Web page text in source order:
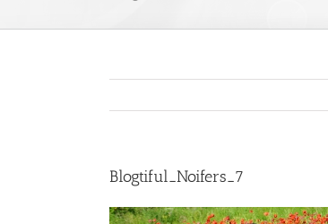
Blogtiful_Noifers_7